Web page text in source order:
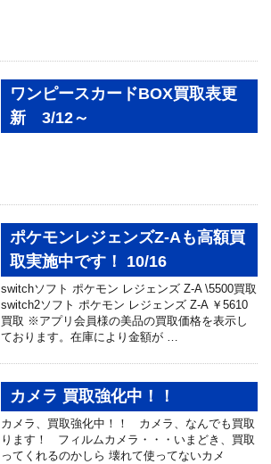
ワンピースカードBOX買取表更
新 3/12～
ポケモンレジェンズZ-Aも高額買
取実施中です！ 10/16
switchソフト ポケモン レジェンズ Z-A \5500買取
switch2ソフト ポケモン レジェンズ Z-A ￥5610
買取 ※アプリ会員様の美品の買取価格を表示し
ております。在庫により金額が …
カメラ 買取強化中！！
カメラ、買取強化中！！ カメラ、なんでも買取
ります！ フィルムカメラ・・・いまどき、買取
ってくれるのかしら 壊れて使ってないカメ